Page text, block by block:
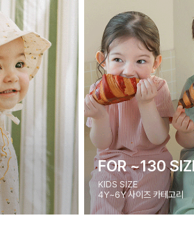
FOR ~130
KIDS SIZE
4Y~6Y 사이즈 카테고리